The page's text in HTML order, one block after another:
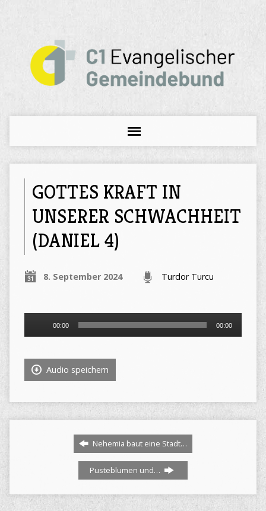
GOTTES KRAFT IN
UNSERER SCHWACHHEIT
(DANIEL 4)
8. September 2024 Turdor Turcu
00:00 00:00
Audio speichern
Nehemia baut eine Stadt…
Pusteblumen und…